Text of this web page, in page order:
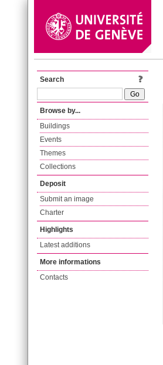
Search
Browse by...
Buildings
Events
Themes
Collections
Deposit
Submit an image
Charter
Highlights
Latest additions
More informations
Contacts